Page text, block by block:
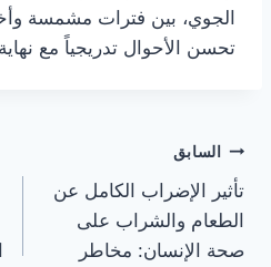
الجوي، بين فترات مشمسة
تحسن الأحوال تدريجياً مع
تصفّح
المقالات
السابق
تأثير الإضراب الكامل عن
الطعام والشراب على
صحة الإنسان: مخاطر